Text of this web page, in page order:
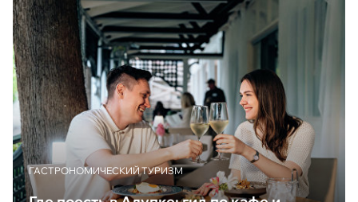
ГАСТРОНОМИЧЕСКИЙ ТУРИЗМ